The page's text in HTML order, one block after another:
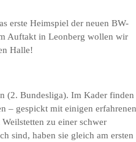
erste Heimspiel der neuen BW-
Auftakt in Leonberg wollen wir
Halle!
(2. Bundesliga). Im Kader finden
– gespickt mit einigen erfahrenen
zu einer schwer
sind, haben sie gleich am ersten